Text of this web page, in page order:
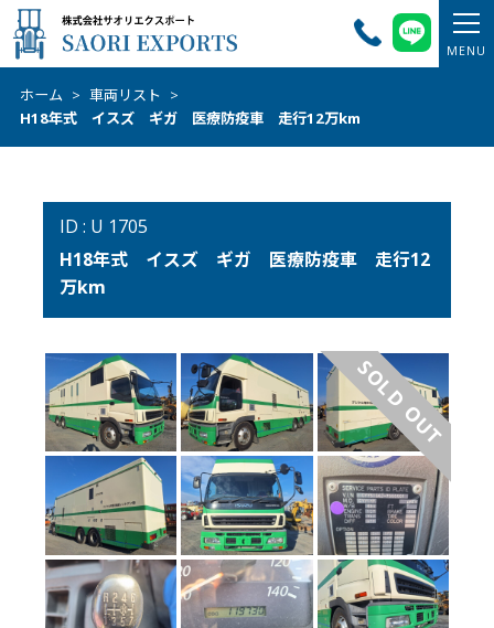
ホーム > 車両リスト >
H18年式 イスズ ギガ 医療防疫車 走行12万km
ID : U 1705
H18年式 イスズ ギガ 医療防疫車 走行12
万km
SOLD OUT